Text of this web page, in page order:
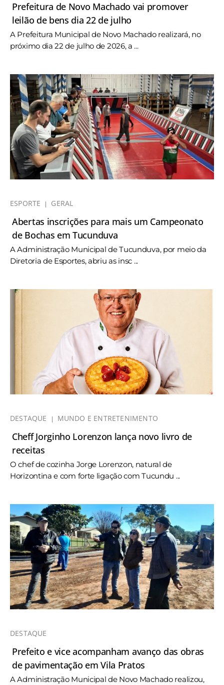
Prefeitura de Novo Machado vai promover
leilão de bens dia 22 de julho
A Prefeitura Municipal de Novo Machado realizará, no
próximo dia 22 de julho de 2026, a ...
ESPORTE GERAL
Abertas inscrições para mais um Campeonato
de Bochas em Tucunduva
A Administração Municipal de Tucunduva, por meio da
Diretoria de Esportes, abriu as insc ...
DESTAQUE MUNDO E ENTRETENIMENTO
Cheff Jorginho Lorenzon lança novo livro de
receitas
O chef de cozinha Jorge Lorenzon, natural de
Horizontina e com forte ligação com Tucundu ...
DESTAQUE
Prefeito e vice acompanham avanço das obras
de pavimentação em Vila Pratos
A Administração Municipal de Novo Machado realizou,